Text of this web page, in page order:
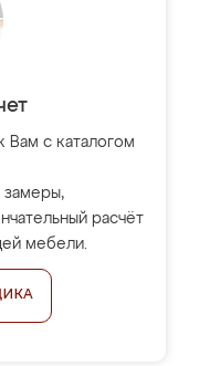
Вам с каталогом
замеры,
расчёт
мебели.